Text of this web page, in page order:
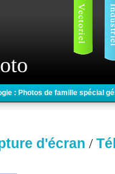
: Photos de famille spécial
d'écran /